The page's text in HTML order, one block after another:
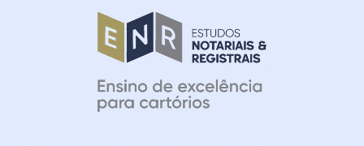
escolhidas
na
página
do